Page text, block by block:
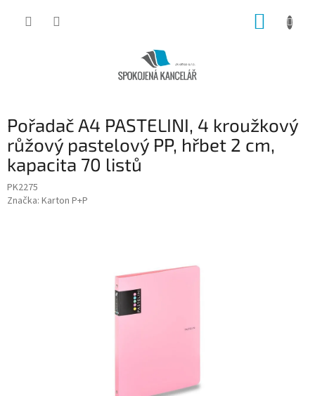
Pořadač A4 PASTELINI, 4 kroužkový
růžový pastelový PP, hřbet 2 cm,
kapacita 70 listů
PK2275
Značka: Karton P+P